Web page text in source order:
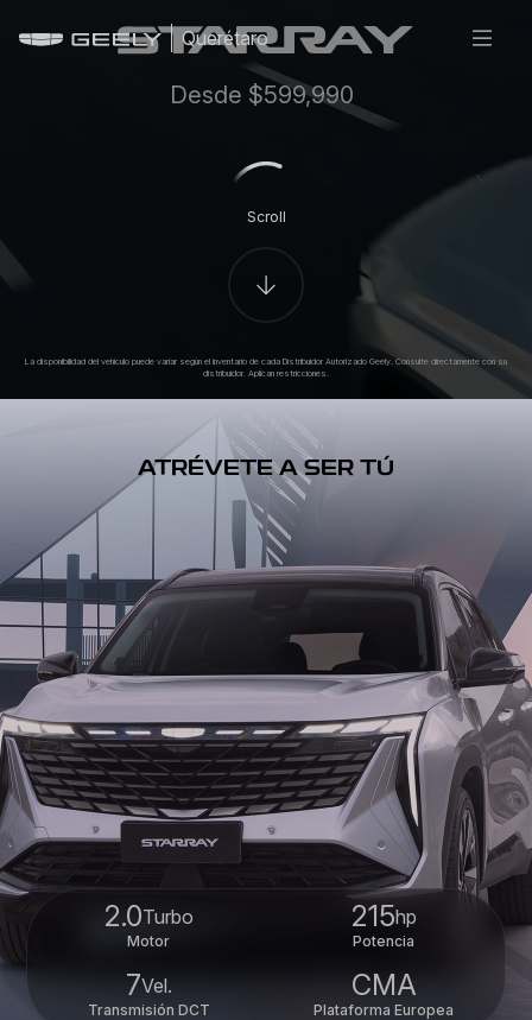
Querétaro
Desde $599,990
La disponibilidad del vehículo puede variar según el inventario de cada Distribuidor Autorizado Geely. Consulte directamente con su
distribuidor. Aplican restricciones.
Scroll
ATRÉVETE A SER TÚ
2.0Turbo
Motor
215hp
Potencia
7Vel.
Transmisión DCT
CMA
Plataforma Europea